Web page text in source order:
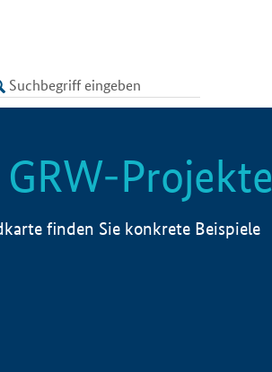
Projekte
finden Sie konkrete Beispiele